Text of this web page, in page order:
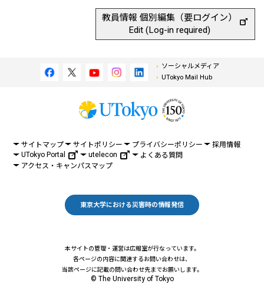
教員情報 個別編集（要ログイン）
Edit (Log-in required)
ソーシャルメディア
UTokyo Mail Hub
サイトマップ サイトポリシー プライバシーポリシー
採用情報
UTokyo Portal
utelecon
よくある質問
アクセス・キャンパスマップ
東京大学における災害時の情報発信
本サイトの管理・運営は広報室が行なっています。
各ページの内容に関連するお問い合わせは、
当該ページに記載の問い合わせ先までお願いします。
© The University of Tokyo